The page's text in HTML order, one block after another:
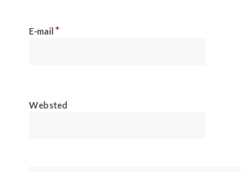
E-mail *
Websted